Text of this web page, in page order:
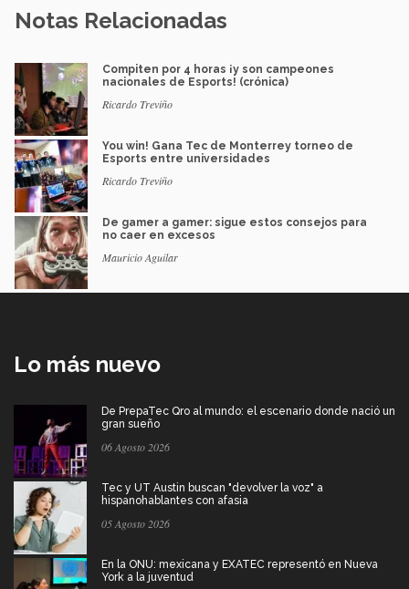
Notas Relacionadas
Compiten por 4 horas ¡y son campeones
nacionales de Esports! (crónica)
Ricardo Treviño
You win! Gana Tec de Monterrey torneo de
Esports entre universidades
Ricardo Treviño
De gamer a gamer: sigue estos consejos para
no caer en excesos
Mauricio Aguilar
Lo más nuevo
De PrepaTec Qro al mundo: el escenario donde nació un
gran sueño
06 Agosto 2026
Tec y UT Austin buscan "devolver la voz" a
hispanohablantes con afasia
05 Agosto 2026
En la ONU: mexicana y EXATEC representó en Nueva
York a la juventud